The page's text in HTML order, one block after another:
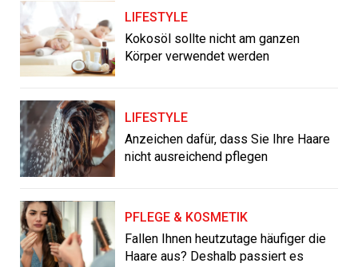
LIFESTYLE
Kokosöl sollte nicht am ganzen
Körper verwendet werden
LIFESTYLE
Anzeichen dafür, dass Sie Ihre Haare
nicht ausreichend pflegen
PFLEGE & KOSMETIK
Fallen Ihnen heutzutage häufiger die
Haare aus? Deshalb passiert es